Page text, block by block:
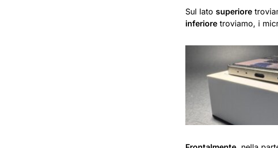
Sul lato superiore
inferiore troviamo, i